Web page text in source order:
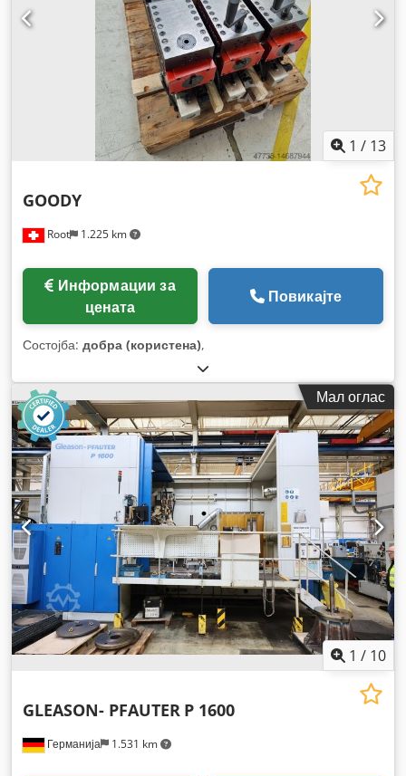
варирање, документација / прирачник,
1 / 13
Root 1.225 km
GOODY
цената
Повикајте
Состојба: добра (користена),
Мал оглас
1 / 10
Германија 1.531 km
GLEASON- PFAUTER P 1600